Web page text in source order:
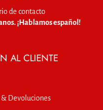
de contacto
¡Hablamos español!
AL CLIENTE
& Devoluciones